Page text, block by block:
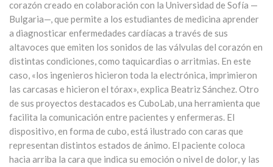
corazón creado en colaboración con la Universidad de Sofía —
Bulgaria—, que permite a los estudiantes de medicina aprender
a diagnosticar enfermedades cardíacas a través de sus
altavoces que emiten los sonidos de las válvulas del corazón en
distintas condiciones, como taquicardias o arritmias. En este
caso, «los ingenieros hicieron toda la electrónica, imprimieron
las carcasas e hicieron el tórax», explica Beatriz Sánchez. Otro
de sus proyectos destacados es CuboLab, una herramienta que
facilita la comunicación entre pacientes y enfermeras. El
dispositivo, en forma de cubo, está ilustrado con caras que
representan distintos estados de ánimo. El paciente coloca
hacia arriba la cara que indica su emoción o nivel de dolor, y las